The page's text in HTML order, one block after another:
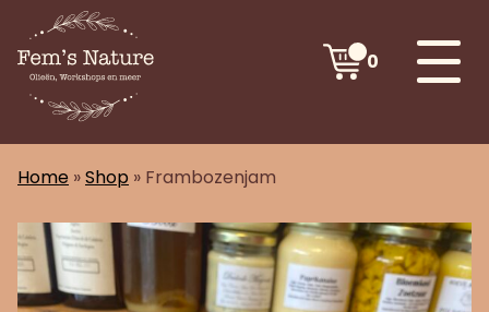
0
Home »Shop » Frambozenjam